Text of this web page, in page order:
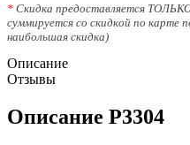
* Скидка предоставляется
суммируется со скидкой по карте
наибольшая скидка)
Описание
Отзывы
Описание P3304